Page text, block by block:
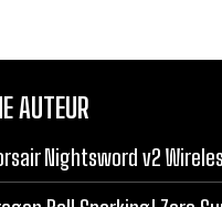
AUTEUR
Nightsword v2